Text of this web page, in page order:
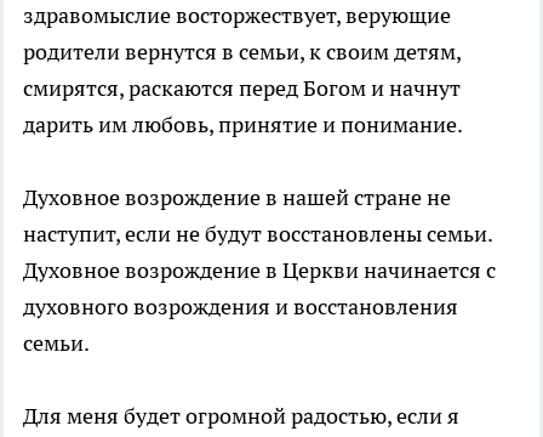
здравомыслие восторжествует, верующие
родители вернутся в семьи, к своим детям,
смирятся, раскаются перед Богом и начнут
дарить им любовь, принятие и понимание.
Духовное возрождение в нашей стране не
наступит, если не будут восстановлены семьи.
Духовное возрождение в Церкви начинается с
духовного возрождения и восстановления
семьи.
Для меня будет огромной радостью, если я